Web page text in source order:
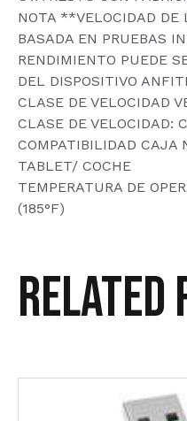
NOTA **VELOCIDAD DE
BASADA EN PRUEBAS
RENDIMIENTO PUEDE
DEL DISPOSITIVO
CLASE DE VELOCIDAD
CLASE DE VELOCIDAD:
COMPATIBILIDAD CAJA
TABLET/ COCHE
TEMPERATURA DE
(185°F)